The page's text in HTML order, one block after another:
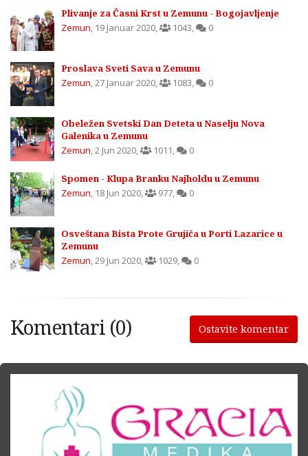
Plivanje za Časni Krst u Zemunu - Bogojavljenje
Zemun, 19 Januar 2020, 1043, 0
Proslava Sveti Sava u Zemunu
Zemun,27 Januar 2020, 1083, 0
Obeležen Svetski Dan Deteta u Naselju Nova
Galenika u Zemunu
Zemun,2 Jun 2020, 1011, 0
Spomen - Klupa Branku Najholdu u Zemunu
Zemun, 18 Jun 2020, 977, 0
Osveštana Bista Prote Grujića u Porti Lazarice u
Zemunu
Zemun,29 Jun 2020, 1029, 0
Komentari (0) Ostavite komentar